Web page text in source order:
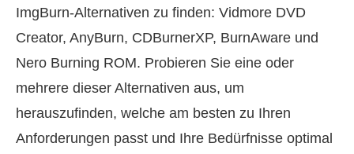
ImgBurn-Alternativen zu finden: Vidmore DVD
Creator, AnyBurn, CDBurnerXP, BurnAware und
Nero Burning ROM. Probieren Sie eine oder
mehrere dieser Alternativen aus, um
herauszufinden, welche am besten zu Ihren
Anforderungen passt und Ihre Bedürfnisse optimal